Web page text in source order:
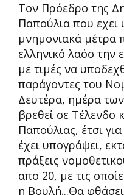
Τον Πρόεδρο της
Παπούλια που εχει
μνημονιακά μέτρα
ελληνικό λαόσ την
με τιμές να
παράγοντες του
Δευτέρα, ημέρα
βρεθεί σε Τέλενδο
Παπούλιας, έτσι
έχει υπογράψει,
πράξεις
απο 20, με τις
η Βουλή...Θα